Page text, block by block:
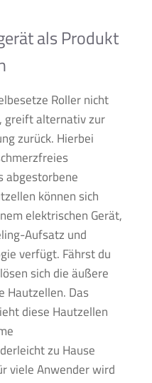
als Produkt
Roller nicht
greift alternativ zur
zurück. Hierbei
abgestorbene
können sich
elektrischen Gerät,
Aufsatz und
verfügt. Fährst du
sich die äußere
Hautzellen. Das
diese Hautzellen
zu Hause
viele Anwender wird